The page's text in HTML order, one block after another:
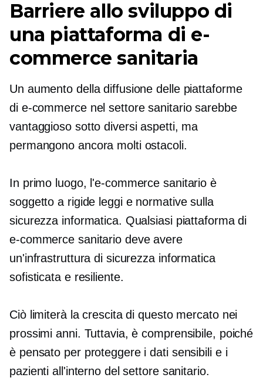
Barriere allo sviluppo di
una piattaforma di e-
commerce sanitaria
Un aumento della diffusione delle piattaforme
di e-commerce nel settore sanitario sarebbe
vantaggioso sotto diversi aspetti, ma
permangono ancora molti ostacoli.
In primo luogo, l'e-commerce sanitario è
soggetto a rigide leggi e normative sulla
sicurezza informatica. Qualsiasi piattaforma di
e-commerce sanitario deve avere
un'infrastruttura di sicurezza informatica
sofisticata e resiliente.
Ciò limiterà la crescita di questo mercato nei
prossimi anni. Tuttavia, è comprensibile, poiché
è pensato per proteggere i dati sensibili e i
pazienti all'interno del settore sanitario.